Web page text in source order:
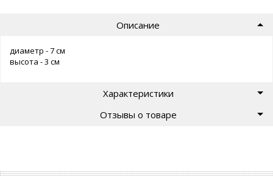
Описание
диаметр - 7 см
высота - 3 см
Характеристики
Отзывы о товаре